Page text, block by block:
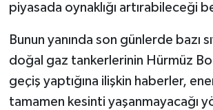
piyasada oynaklığı artırabileceği
Bunun yanında son günlerde bazı
doğal gaz tankerlerinin Hürmüz
geçiş yaptığına ilişkin haberler,
tamamen kesinti yaşanmayacağı